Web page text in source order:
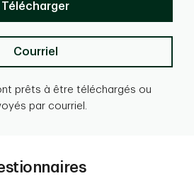
Télécharger
Courriel
prêts à être téléchargés ou
par courriel.